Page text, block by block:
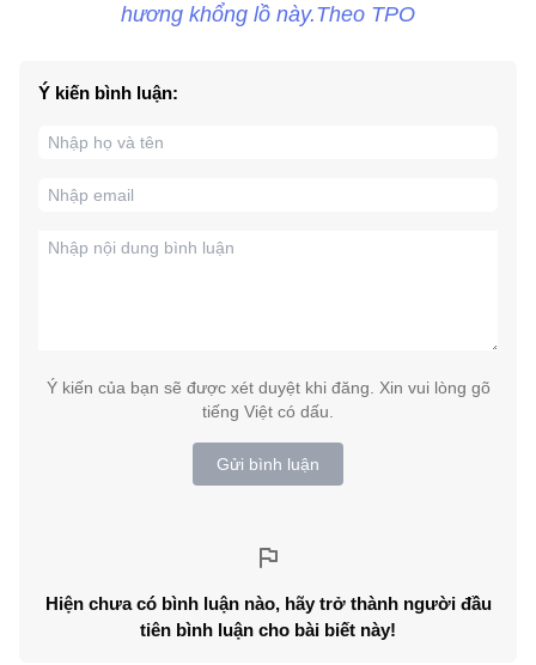
hương khổng lồ này.Theo TPO
Ý kiến bình luận:
Ý kiến của bạn sẽ được xét duyệt khi đăng. Xin vui lòng gõ
tiếng Việt có dấu.
Gửi bình luận
Hiện chưa có bình luận nào, hãy trở thành người đầu
tiên bình luận cho bài biết này!